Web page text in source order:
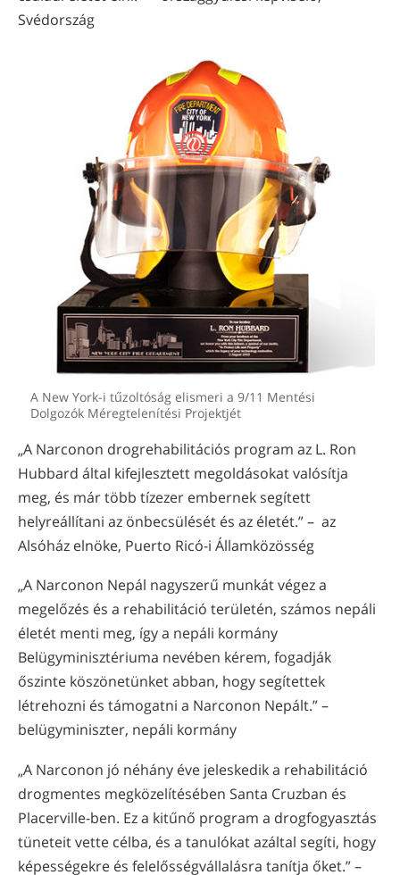
Svédország
A New York-i tűzoltóság elismeri a 9/11 Mentési
Dolgozók Méregtelenítési Projektjét
„A Narconon drogrehabilitációs program az L. Ron
Hubbard által kifejlesztett megoldásokat valósítja
meg, és már több tízezer embernek segített
helyreállítani az önbecsülését és az életét.” – az
Alsóház elnöke, Puerto Ricó-i Államközösség
„A Narconon Nepál nagyszerű munkát végez a
megelőzés és a rehabilitáció területén, számos nepáli
életét menti meg, így a nepáli kormány
Belügyminisztériuma nevében kérem, fogadják
őszinte köszönetünket abban, hogy segítettek
létrehozni és támogatni a Narconon Nepált.” –
belügyminiszter, nepáli kormány
„A Narconon jó néhány éve jeleskedik a rehabilitáció
drogmentes megközelítésében Santa Cruzban és
Placerville-ben. Ez a kitűnő program a drogfogyasztás
tüneteit vette célba, és a tanulókat azáltal segíti, hogy
képességekre és felelősségvállalásra tanítja őket.” –